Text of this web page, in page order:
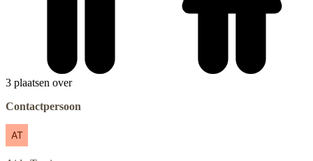
3 plaatsen over
Contactpersoon